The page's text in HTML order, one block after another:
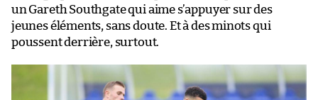
un Gareth Southgate qui aime s’appuyer sur des
jeunes éléments, sans doute. Et à des minots qui
poussent derrière, surtout.